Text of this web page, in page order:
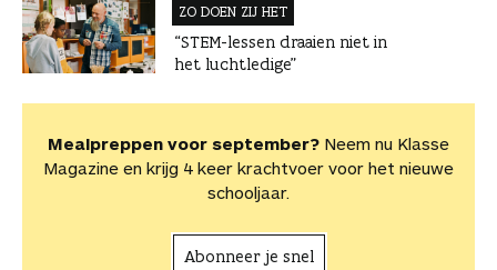
ZO DOEN ZIJ HET
“STEM-lessen draaien niet in
het luchtledige”
Mealpreppen voor september? Neem nu Klasse
Magazine en krijg 4 keer krachtvoer voor het nieuwe
schooljaar.
Abonneer je snel